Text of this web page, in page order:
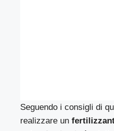
Seguendo i consigli di
realizzare un